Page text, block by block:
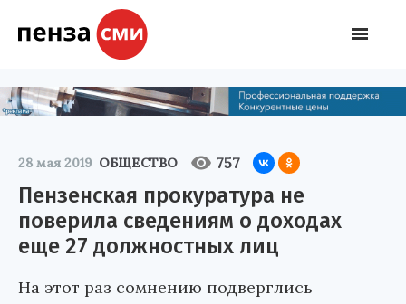
28 мая 2019 ОБЩЕСТВО 757
Пензенская прокуратура не
поверила сведениям о доходах
еще 27 должностных лиц
На этот раз сомнению подверглись